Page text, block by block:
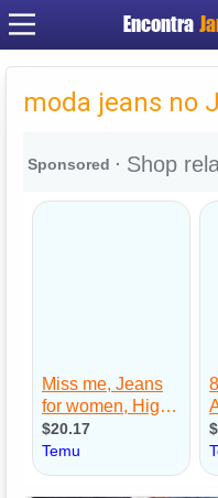
Encontra
moda jeans no